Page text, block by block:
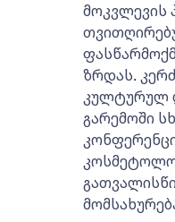
მოკვლევის
ზრდას.
კულტურულ
გარემოში